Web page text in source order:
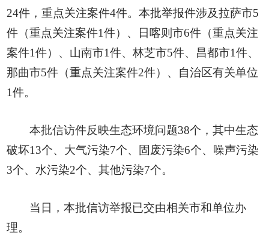
24件，重点关注案件4件。本批举报件涉及拉萨市5
件（重点关注案件1件）、日喀则市6件（重点关注
案件1件）、山南市1件、林芝市5件、昌都市1件、
那曲市5件（重点关注案件2件）、自治区有关单位
1件。
本批信访件反映生态环境问题38个，其中生态
破坏13个、大气污染7个、固废污染6个、噪声污染
3个、水污染2个、其他污染7个。
当日，本批信访举报已交由相关市和单位办
理。